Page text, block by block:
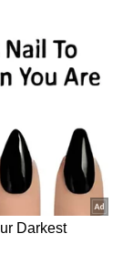
Report'